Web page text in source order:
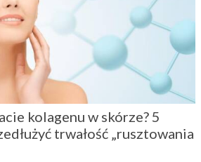
kolagenu w skórze? 5
trwałość „rusztowania